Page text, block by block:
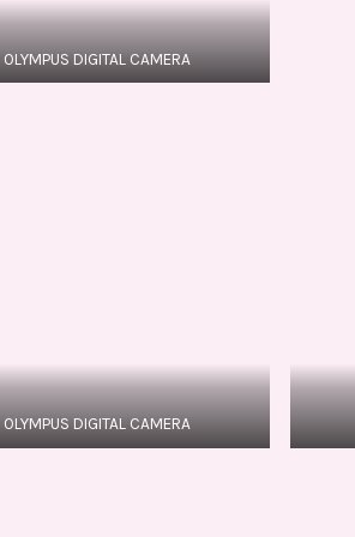
OLYMPUS DIGITAL CAMERA
OLYMPUS DIGITAL CAMERA